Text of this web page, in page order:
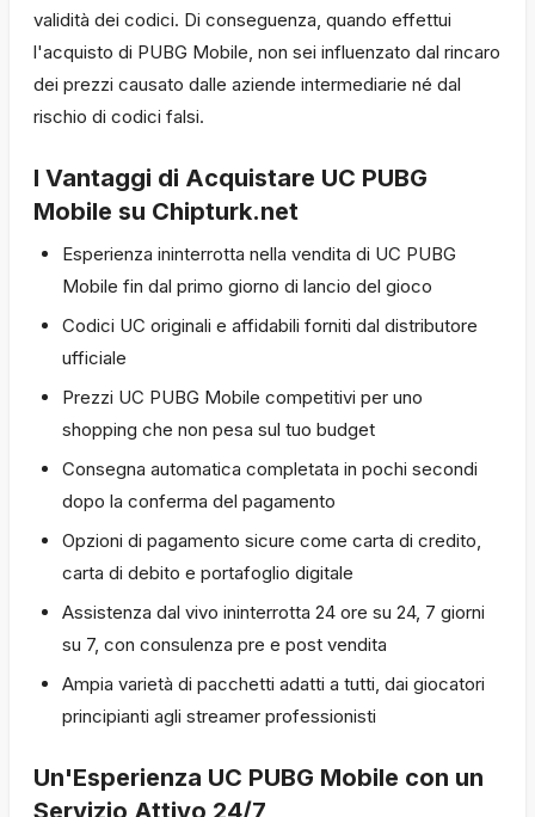
validità dei codici. Di conseguenza, quando effettui
l'acquisto di PUBG Mobile, non sei influenzato dal rincaro
dei prezzi causato dalle aziende intermediarie né dal
rischio di codici falsi.
I Vantaggi di Acquistare UC PUBG
Mobile su Chipturk.net
Esperienza ininterrotta nella vendita di UC PUBG
Mobile fin dal primo giorno di lancio del gioco
Codici UC originali e affidabili forniti dal distributore
ufficiale
Prezzi UC PUBG Mobile competitivi per uno
shopping che non pesa sul tuo budget
Consegna automatica completata in pochi secondi
dopo la conferma del pagamento
Opzioni di pagamento sicure come carta di credito,
carta di debito e portafoglio digitale
Assistenza dal vivo ininterrotta 24 ore su 24, 7 giorni
su 7, con consulenza pre e post vendita
Ampia varietà di pacchetti adatti a tutti, dai giocatori
principianti agli streamer professionisti
Un'Esperienza UC PUBG Mobile con un
Servizio Attivo 24/7